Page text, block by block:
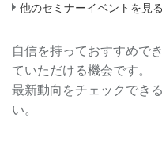
自信を持っておすすめで
ていただける機会です。
最新動向をチェックでき
い。